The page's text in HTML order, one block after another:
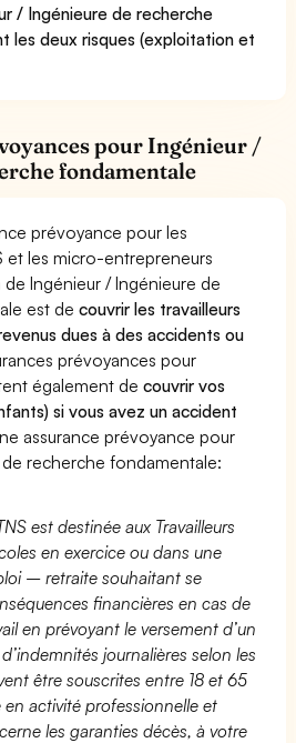
/ Ingénieure de recherche
les deux risques (exploitation et
pour Ingénieur /
fondamentale
prévoyance pour les
et les micro-entrepreneurs
Ingénieur / Ingénieure de
est decouvrir les travailleurs
dues à des accidents ou
prévoyances pour
également decouvrir vos
si vous avez un accident
assurance prévoyance pour
recherche fondamentale:
est destinée aux Travailleurs
en exercice ou dans une
– retraite souhaitant se
financières en cas de
en prévoyant le versement d’un
journalières selon les
être souscrites entre 18 et 65
en activité professionnelle et
les garanties décès, à votre